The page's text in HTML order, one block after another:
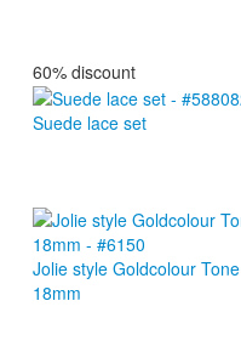
60% discount
Suede lace set
Jolie style Goldcolour
18mm